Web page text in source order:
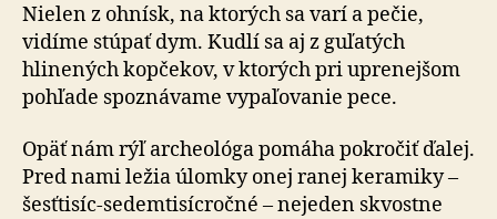
Nielen z ohnísk, na ktorých sa varí a pečie,
vidíme stúpať dym. Kudlí sa aj z guľatých
hlinených kopčekov, v ktorých pri uprenejšom
pohľade spoznávame vypaľovanie pece.
Opäť nám rýľ archeológa pomáha pokročiť ďalej.
Pred nami ležia úlomky onej ranej keramiky –
šesťtisíc-sedemtisícročné – nejeden skvostne